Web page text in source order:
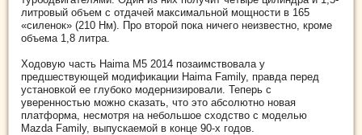
литровый объем с отдачей максимальной мощности в 165
«силенок» (210 Нм). Про второй пока ничего неизвестно, кроме
объема 1,8 литра.
Ходовую часть Haima M5 2014 позаимствовала у
предшествующей модификации Haima Family, правда перед
установкой ее глубоко модернизировали. Теперь с
уверенностью можно сказать, что это абсолютно новая
платформа, несмотря на небольшое сходство с моделью
Mazda Family, выпускаемой в конце 90-х годов.